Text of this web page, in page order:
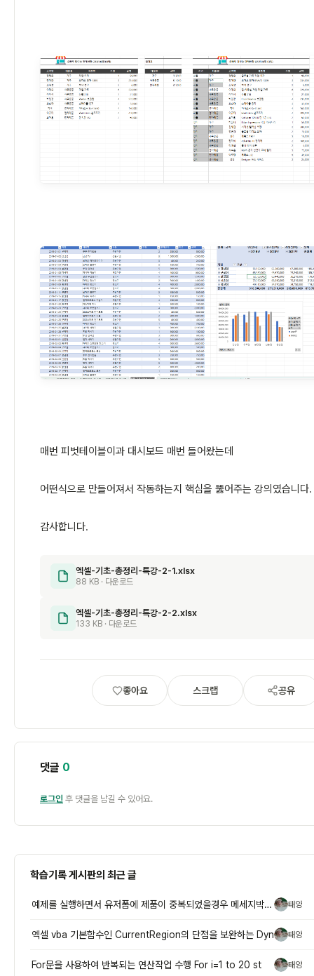
매번 피벗테이블이과 대시보드 매번 들어왔는데
어떤식으로 만들어져서 작동하는지 핵심을 뚫어주는 강의였습니다.
감사합니다.
엑셀-기초-총정리-특강-2-1.xlsx
88 KB · 다운로드
엑셀-기초-총정리-특강-2-2.xlsx
133 KB · 다운로드
좋아요 스크랩 공유
댓글 0
로그인 후 댓글을 남길 수 있어요.
학습기록 게시판의 최근 글
예제를 실행하면서 유저폼에 제품이 중복되었을경우 메세지박스를 통해 이미 태 태양
엑셀 vba 기본함수인 CurrentRegion의 단점을 보완하는 Dyn 태 태양
For문을 사용하여 반복되는 연산작업 수행 For i=1 to 20 st 태 태양